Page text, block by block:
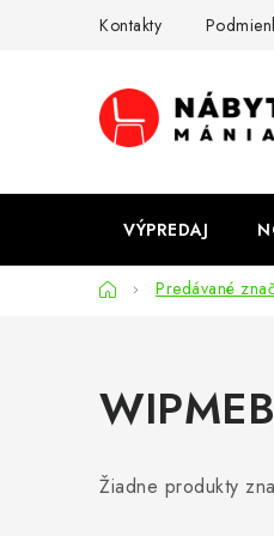
Kontakty
VÝPREDAJ
DomovPredávané
WIPMEB
Žiadne produkty